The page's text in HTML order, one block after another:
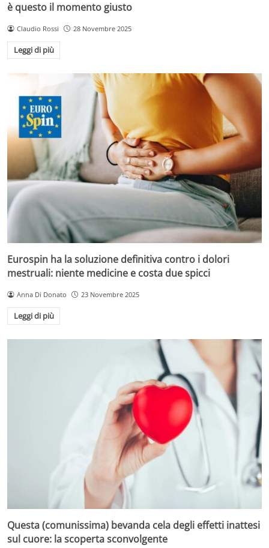
è questo il momento giusto
Claudio Rossi 28 Novembre 2025
Leggi di più
Eurospin ha la soluzione definitiva contro i dolori
mestruali: niente medicine e costa due spicci
Anna Di Donato 23 Novembre 2025
Leggi di più
Questa (comunissima) bevanda cela degli effetti inattesi
sul cuore: la scoperta sconvolgente